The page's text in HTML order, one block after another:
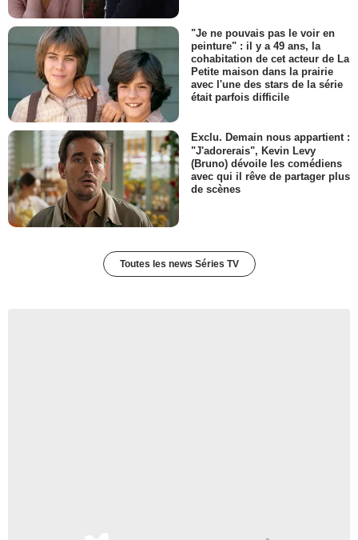
"Je ne pouvais pas le voir en
peinture" : il y a 49 ans, la
cohabitation de cet acteur de La
Petite maison dans la prairie
avec l'une des stars de la série
était parfois difficile
Exclu. Demain nous appartient :
"J'adorerais", Kevin Levy
(Bruno) dévoile les comédiens
avec qui il rêve de partager plus
de scènes
Toutes les news Séries TV